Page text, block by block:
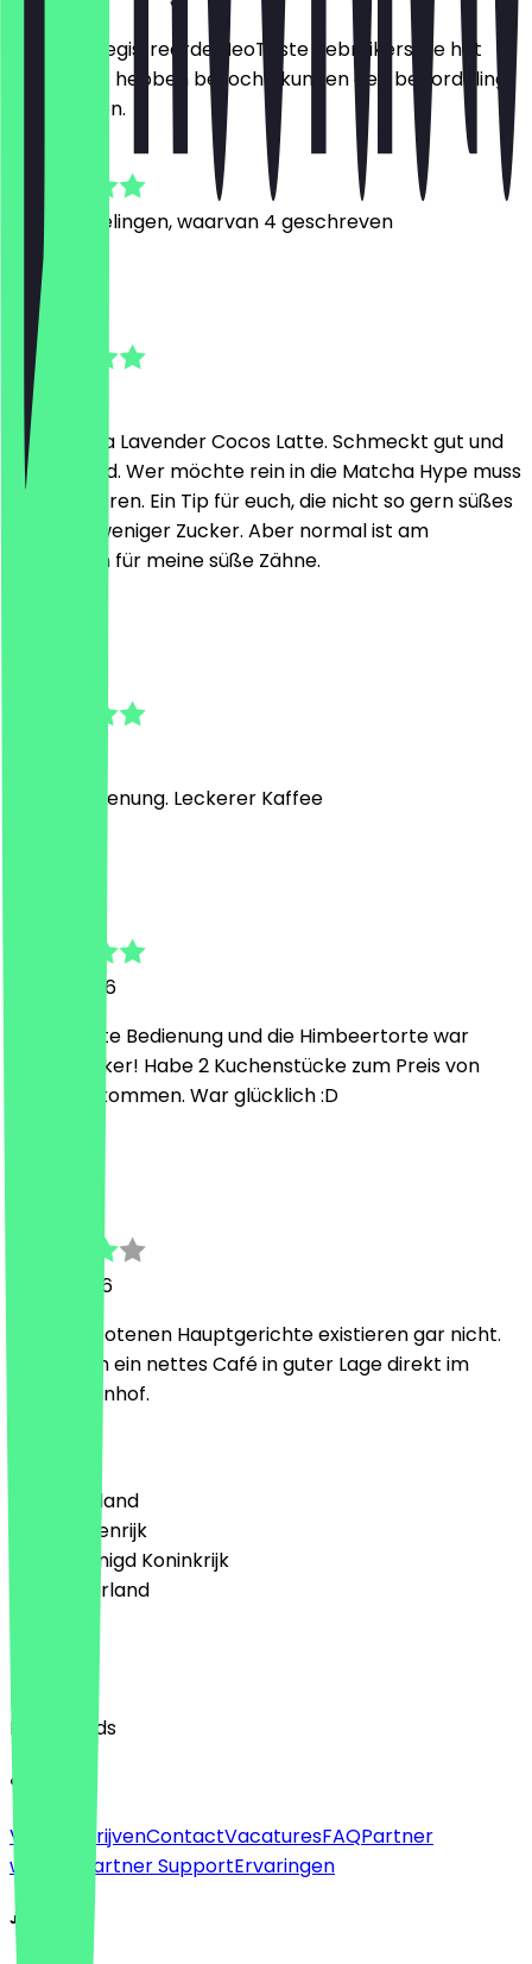
Alleen geregistreerde NeoTaste gebruikers die het
restaurant hebben bezocht, kunnen een beoordeling
achterlaten.
Beoordelingen, waarvan 4 geschreven
Nabila
19 juli 2026
Ice Matcha Lavender Cocos Latte. Schmeckt gut und
erfrischend. Wer möchte rein in die Matcha Hype muss
das probieren. Ein Tip für euch, die nicht so gern süßes
Getränk, weniger Zucker. Aber normal ist am
leckersten für meine süße Zähne.
Nette Bedienung. Leckerer Kaffee
27 juni 2026
Super nette Bedienung und die Himbeertorte war
richtig lecker! Habe 2 Kuchenstücke zum Preis von
einem bekommen. War glücklich :D
14 juni 2026
Die angebotenen Hauptgerichte existieren gar nicht.
Ansonsten ein nettes Café in guter Lage direkt im
Hauptbahnhof.
🇩🇪 Duitsland
🇦🇹 Oostenrijk
🇬🇧 Verenigd Koninkrijk
🇳🇱 Nederland
Taal
English
Nederlands
Over
Voor bedrijvenContactVacaturesFAQPartner
worden
Partner SupportErvaringen
Juridisch